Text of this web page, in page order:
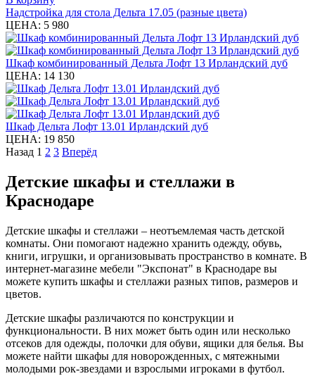
Надстройка для стола Дельта 17.05 (разные цвета)
ЦЕНА: 5 980
Шкаф комбинированный Дельта Лофт 13 Ирландский дуб
ЦЕНА: 14 130
Шкаф Дельта Лофт 13.01 Ирландский дуб
ЦЕНА: 19 850
Назад 1 2 3 Вперёд
Детские шкафы и стеллажи в
Краснодаре
Детские шкафы и стеллажи – неотъемлемая часть детской
комнаты. Они помогают надежно хранить одежду, обувь,
книги, игрушки, и организовывать пространство в комнате. В
интернет-магазине мебели "Экспонат" в Краснодаре вы
можете купить шкафы и стеллажи разных типов, размеров и
цветов.
Детские шкафы различаются по конструкции и
функциональности. В них может быть один или несколько
отсеков для одежды, полочки для обуви, ящики для белья. Вы
можете найти шкафы для новорожденных, с мятежными
молодыми рок-звездами и взрослыми игроками в футбол.